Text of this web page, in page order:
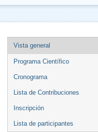
Vista general
Programa Científico
Cronograma
Lista de Contribuciones
Inscripción
Lista de participantes